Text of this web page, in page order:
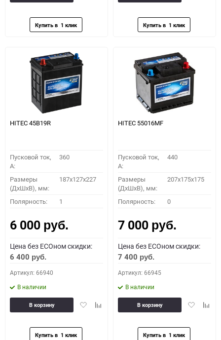
HITEC 45B19R
Пусковой ток,
A:
360
Размеры
(ДхШхВ), мм:
187x127x227
Полярность: 1
6 000 руб.
Цена без ECOном скидки:
6 400 руб.
Артикул: 66940
В наличии
ДобавитьДобавить
В корзину
HITEC 55016MF
Пусковой ток,
A:
440
Размеры
(ДхШхВ), мм:
207x175x175
Полярность: 0
7 000 руб.
Цена без ECOном скидки:
7 400 руб.
Артикул: 66945
В наличии
Добавить
В корзину